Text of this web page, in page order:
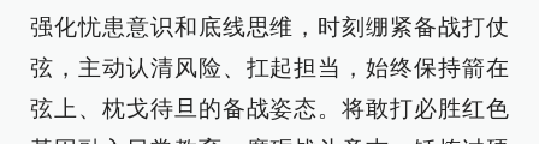
强化忧患意识和底线思维，时刻绷紧备战打仗
弦，主动认清风险、扛起担当，始终保持箭在
弦上、枕戈待旦的备战姿态。将敢打必胜红色